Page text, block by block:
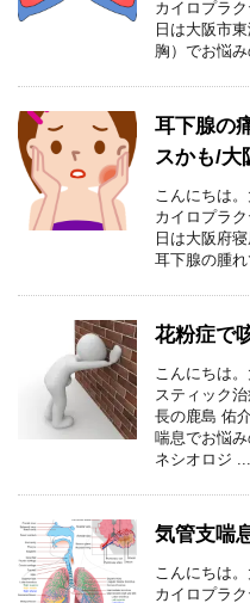
カイロプラ
日は大阪市
胸）でお悩
耳下腺の
スかも/大
こんにちは
カイロプラ
日は大阪府
耳下腺の腫
花粉症で
こんにちは
スティック
長の鹿島 佑
喘息でお悩
ネシオロジ ...
気管支喘
こんにちは
カイロプラ